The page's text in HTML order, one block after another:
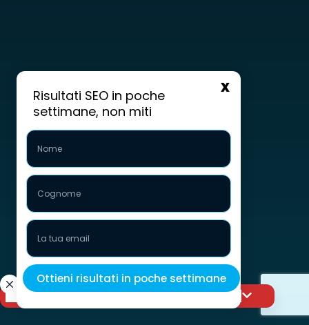
Porta la tua visibilità al livello successivo
Risultati SEO in poche
settimane, non miti